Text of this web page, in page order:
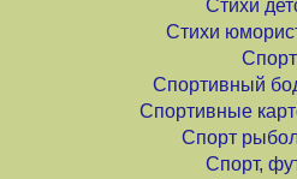
Стихи
Стихи
Спорт
Спортивный
Спортивные
Спорт
Спорт,